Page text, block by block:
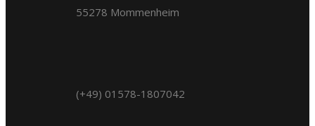
55278 Mommenheim
(+49) 01578-1807042